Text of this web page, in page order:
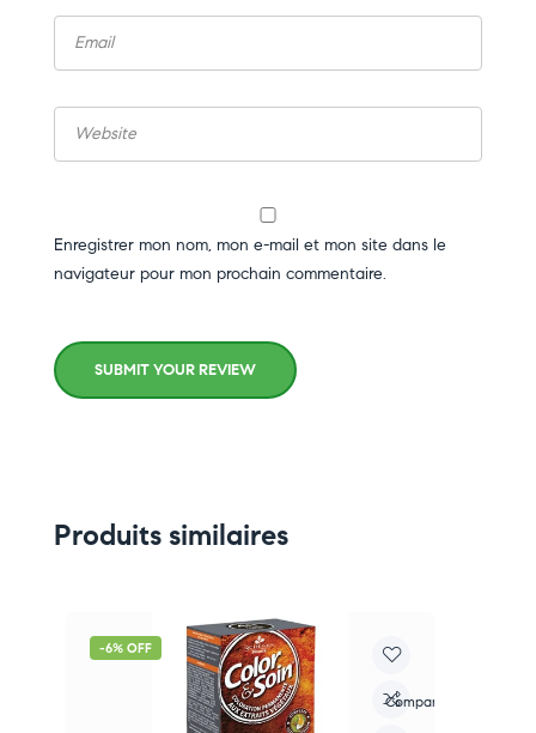
Enregistrer mon nom, mon e-mail et mon site dans le
navigateur pour mon prochain commentaire.
SUBMIT YOUR REVIEW
Produits similaires
-6% OFF
Compare